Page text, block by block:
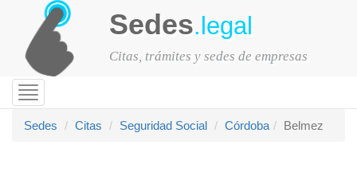
Sedes.legal
Citas, trámites y sedes de empresas
Toggle
navigation
Sedes
Citas Seguridad Social Córdoba Belmez